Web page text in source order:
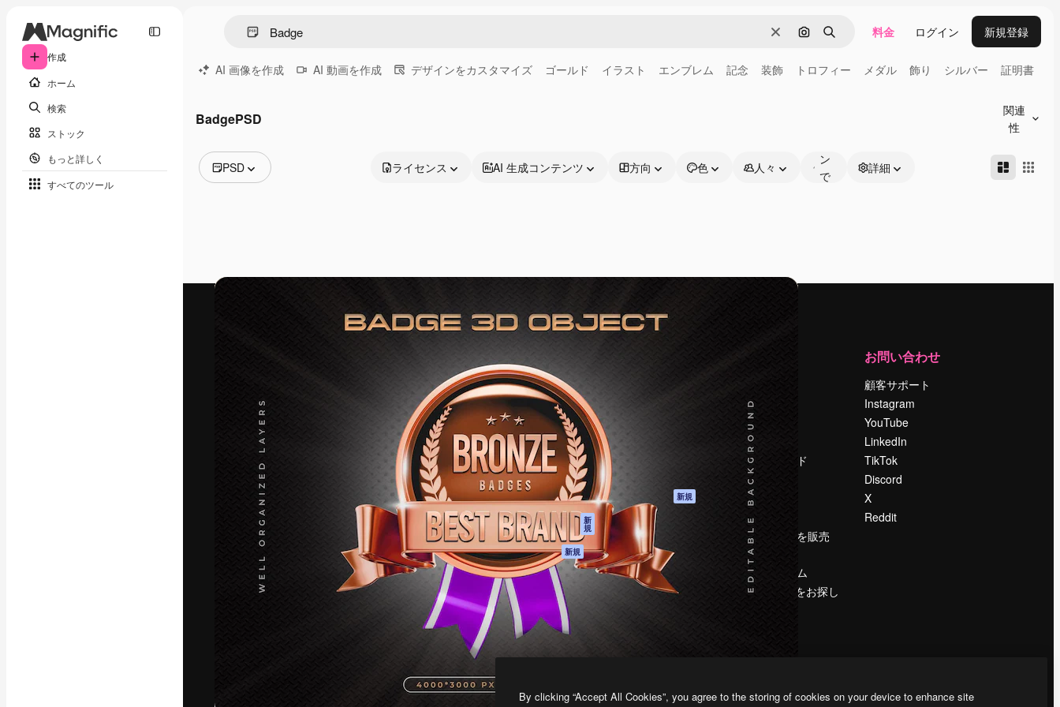
作成
ホーム
検索
ストック
もっと詳しく
すべてのツール
消去 画像で検索
検索 料金 ログイン 新規登録
AI 画像を作成 AI 動画を作成 デザインをカスタマイズ ゴールド イラスト エンブレム 記念 装飾 トロフィー メダル 飾り シルバー 証明書
BadgePSD
関連
性
PSD
動画
ライセンス AI 生成コンテンツ 方向 色 人々
ン
で
詳細
最高のクリエイティブ制作を導くためのプラ
ットフォーム。クリエイター、企業、代理
店、スタジオを含む100万人以上が利用して
製品
Spaces
AI アシスタント
AI 画像生成ツール
AI 動画生成ツール
AI 音声合成ツール
ストックコンテン
ツ
Claude/ChatGPT
向けMCP
新
規
エージェント 新規
API
モバイルアプリ
すべてのMagnificツ
ール
ドキュメント
プライバシーポリ
オリジナル
新規
クッキーポリシー
トラストセンター
アフィリエイト
法人向け
会社概要
Reviews
採用情報
検索トレンド
ブログ
イベント
Slidesgo
コンテンツを販売
する
プレスルーム
magnific.aiをお探し
お問い合わせ
顧客サポート
Instagram
YouTube
LinkedIn
TikTok
Discord
X
Reddit
Freepik Company S.L.U.無断複写・転載を禁じます
By clicking “Accept All Cookies”, you agree to the storing of cookies on your device to enhance site